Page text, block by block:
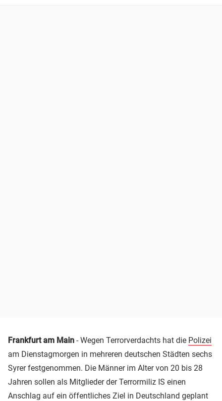
Frankfurt am Main - Wegen Terrorverdachts hat die Polizei
am Dienstagmorgen in mehreren deutschen Städten sechs
Syrer festgenommen. Die Männer im Alter von 20 bis 28
Jahren sollen als Mitglieder der Terrormiliz IS einen
Anschlag auf ein öffentliches Ziel in Deutschland geplant